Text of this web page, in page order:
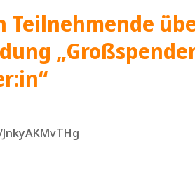
Teilnehmende